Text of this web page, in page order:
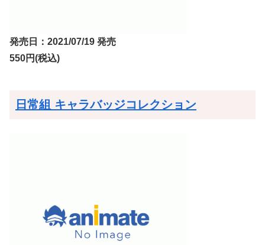
発売日：2021/07/19 発売
550円(税込)
日常組 キャラバッジコレクション